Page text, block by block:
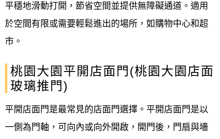
平穩地滑動打開，節省空間並提供無障礙通道。適用
於空間有限或需要輕鬆進出的場所，如購物中心和超
市。
桃園大園平開店面門(桃園大園店面
玻璃推門)
平開店面門是最常見的店面門選擇。平開店面門是以
一側為門軸，可向內或向外開啟，開門後，門扇與墻